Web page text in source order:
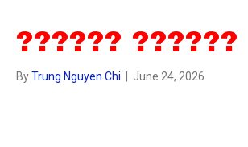
?????? ??????
ByTrung Nguyen Chi | June 24, 2026